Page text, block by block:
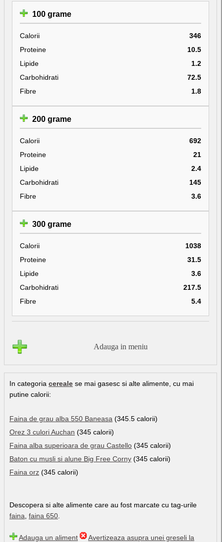
100 grame
Calorii
346
Proteine
10.5
Lipide
1.2
Carbohidrati
72.5
Fibre
1.8
200 grame
Calorii
692
Proteine
21
Lipide
2.4
Carbohidrati
145
Fibre
3.6
300 grame
Calorii
1038
Proteine
31.5
Lipide
3.6
Carbohidrati
217.5
Fibre
5.4
Adauga in meniu
In categoria cereale se mai gasesc si alte alimente, cu mai
putine calorii:
Faina de grau alba 550 Baneasa (345.5 calorii)
Orez 3 culori Auchan (345 calorii)
Faina alba superioara de grau Castello (345 calorii)
Baton cu musli si alune Big Free Corny (345 calorii)
Faina orz (345 calorii)
Descopera si alte alimente care au fost marcate cu tag-urile
faina faina 650
Adauga un aliment
Avertizeaza asupra unei greseli la